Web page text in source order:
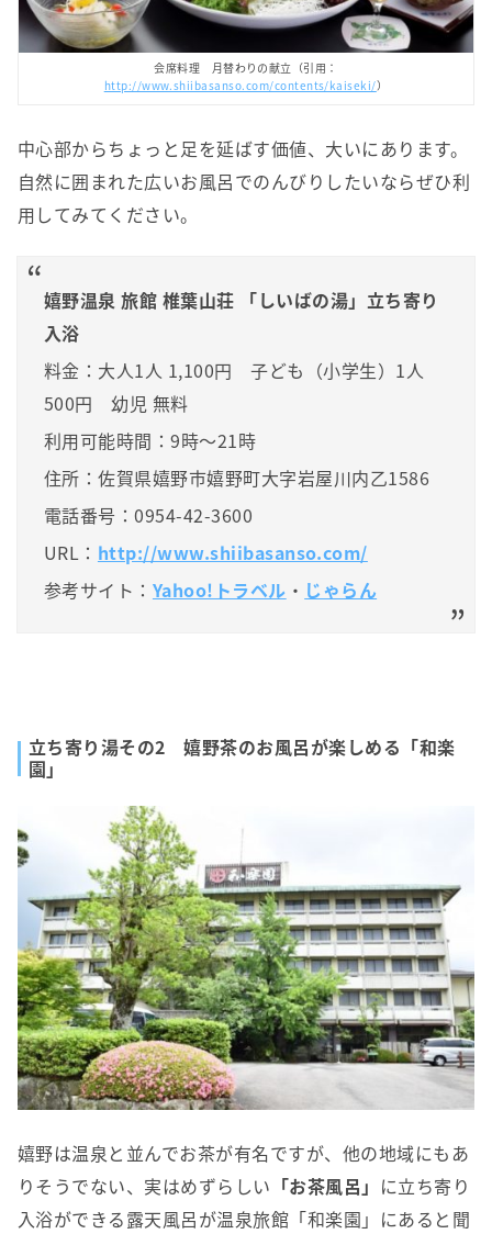
会席料理 月替わりの献立（引用：
http://www.shiibasanso.com/contents/kaiseki/）
中心部からちょっと足を延ばす価値、大いにあります。
自然に囲まれた広いお風呂でのんびりしたいならぜひ利
用してみてください。
嬉野温泉 旅館 椎葉山荘 「しいばの湯」立ち寄り
入浴
料金：大人1人 1,100円 子ども（小学生）1人
500円 幼児 無料
利用可能時間：9時～21時
住所：佐賀県嬉野市嬉野町大字岩屋川内乙1586
電話番号：0954-42-3600
URL： http://www.shiibasanso.com/
参考サイト： Yahoo!トラベル ・ じゃらん
立ち寄り湯その2 嬉野茶のお風呂が楽しめる「和楽
園」
嬉野は温泉と並んでお茶が有名ですが、他の地域にもあ
りそうでない、実はめずらしい 「お茶風呂」 に立ち寄り
入浴ができる露天風呂が温泉旅館「和楽園」にあると聞